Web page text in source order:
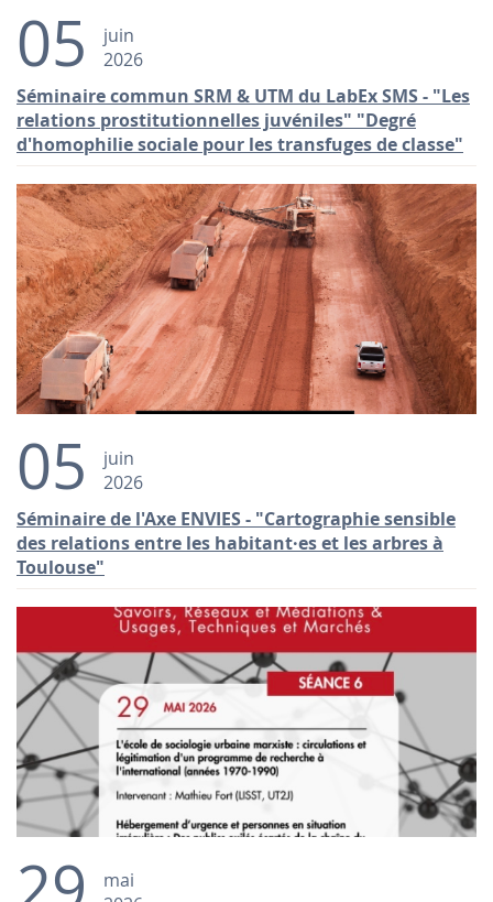
05
juin
2026
Séminaire commun SRM & UTM du LabEx SMS - "Les
relations prostitutionnelles juvéniles" "Degré
d'homophilie sociale pour les transfuges de classe"
05
juin
2026
Séminaire de l'Axe ENVIES - "Cartographie sensible
des relations entre les habitant·es et les arbres à
Toulouse"
mai